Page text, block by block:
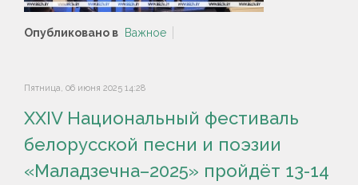
Опубликовано в Важное
Пятница, 06 июня 2025 14:28
XXIV Национальный фестиваль
белорусской песни и поэзии
«Маладзечна–2025» пройдёт 13-14